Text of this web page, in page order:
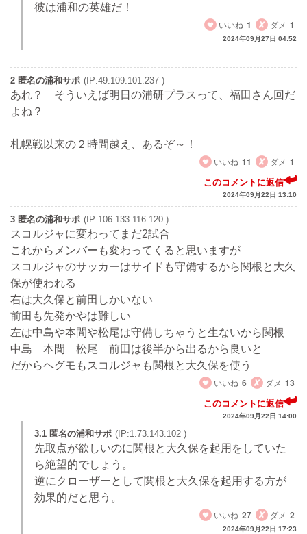
彼は浦和の英雄だ！
いいね 1 ダメ 1
2024年09月27日 04:52
2 匿名の浦和サポ (IP:49.109.101.237 )
あれ？ そういえば明日の浦研プラスって、福田さん回だ
よね？
札幌戦以来の２時間越え、あるぞ～！
いいね 11 ダメ 1
このコメントに返信
2024年09月22日 13:10
3 匿名の浦和サポ (IP:106.133.116.120 )
スコルジャに変わってまだ2試合
これからメンバーも変わってくると思いますが
スコルジャのサッカーはサイドも守備するから関根と大久
保が使われる
右は大久保と前田しかいない
前田も先発かやは難しい
左は中島や本間や松尾は守備しちゃうと生ないから関根
中島 本間 松尾 前田は後半から出るから良いと
だからヘグモもスコルジャも関根と大久保を使う
いいね 6 ダメ 13
このコメントに返信
2024年09月22日 14:00
3.1 匿名の浦和サポ (IP:1.73.143.102 )
先取点が欲しいのに関根と大久保を起用をしていた
ら絶望的でしょう。
逆にクローザーとして関根と大久保を起用する方が
効果的だと思う。
いいね 27 ダメ 2
2024年09月22日 17:23